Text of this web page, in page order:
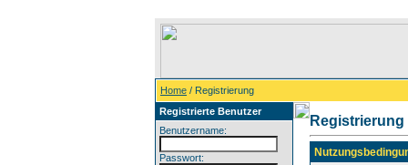
Home / Registrierung
Registrierte Benutzer
Benutzername:
Passwort:
Registrierung